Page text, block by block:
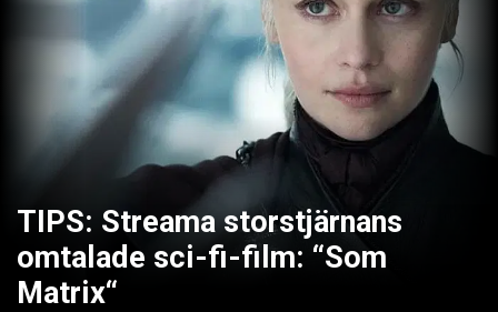
TIPS: Streama storstjärnans
omtalade sci-fi-film: “Som
Matrix“